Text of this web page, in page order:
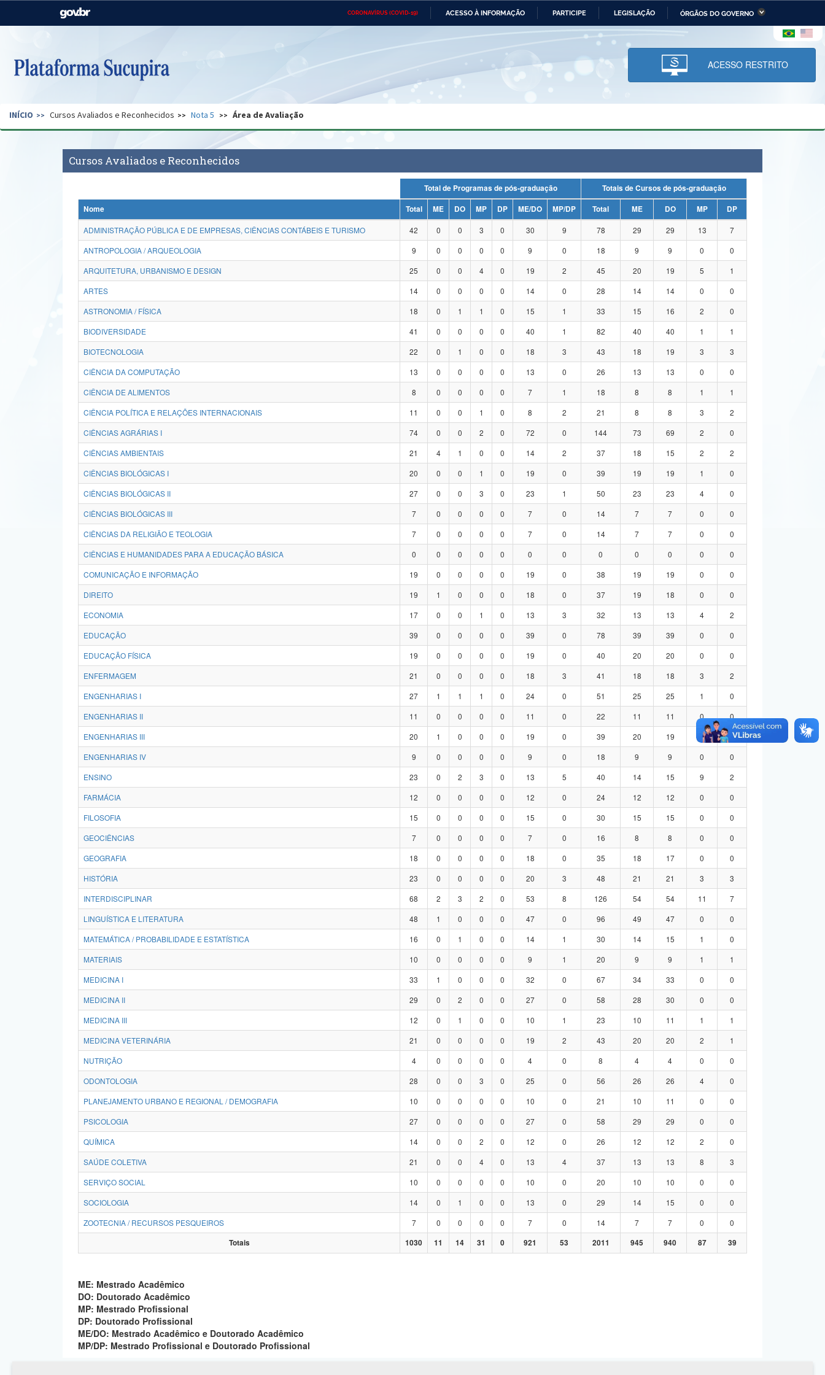
CORONAVÍRUS (COVID-19) ACESSO À INFORMAÇÃO PARTICIPE LEGISLAÇÃO ÓRGÃOS DO GOVERNO
Casa Civil Ministério das Relações Ministério da Economia Ministério da Infraestrutura
Pecuária e Abastecimento
Ministério da Ciência,
Tecnologia, Inovações e
Comunicações
Ministério do Desenvolvimento
Regional e dos Direitos Humanos
Secretaria de Governo Gabinete de Segurança Advocacia-Geral da União Banco Central do Brasil Planalto
ACESSO RESTRITO
INÍCIO Cursos Avaliados e Reconhecidos Nota 5 Área de Avaliação
Cursos Avaliados e Reconhecidos
Total de Programas de pós-graduação
Totais de Cursos de pós-graduação
Nome
Total ME DO MP DP ME/DO MP/DP Total ME DO MP
DP
ADMINISTRAÇÃO PÚBLICA E DE EMPRESAS, CIÊNCIAS CONTÁBEIS E TURISMO
42 0 0 3 0 30 9 78 29 29 13
7
ANTROPOLOGIA / ARQUEOLOGIA
9 0 0 0 0 9 0 18 9 9 0
0
ARQUITETURA, URBANISMO E DESIGN
25 0 0 4 0 19 2 45 20 19 5
1
ARTES
14 0 0 0 0 14 0 28 14 14 0
0
ASTRONOMIA / FÍSICA
18 0 1 1 0 15 1 33 15 16 2
0
BIODIVERSIDADE
41 0 0 0 0 40 1 82 40 40 1
1
BIOTECNOLOGIA
22 0 1 0 0 18 3 43 18 19 3
3
CIÊNCIA DA COMPUTAÇÃO
13 0 0 0 0 13 0 26 13 13 0
0
CIÊNCIA DE ALIMENTOS
8 0 0 0 0 7 1 18 8 8 1
1
CIÊNCIA POLÍTICA E RELAÇÕES INTERNACIONAIS
11 0 0 1 0 8 2 21 8 8 3
2
CIÊNCIAS AGRÁRIAS I
74 0 0 2 0 72 0 144 73 69 2
0
CIÊNCIAS AMBIENTAIS
21 4 1 0 0 14 2 37 18 15 2
2
CIÊNCIAS BIOLÓGICAS I
20 0 0 1 0 19 0 39 19 19 1
0
CIÊNCIAS BIOLÓGICAS II
27 0 0 3 0 23 1 50 23 23 4
0
CIÊNCIAS BIOLÓGICAS III
7 0 0 0 0 7 0 14 7 7 0
0
CIÊNCIAS DA RELIGIÃO E TEOLOGIA
7 0 0 0 0 7 0 14 7 7 0
0
CIÊNCIAS E HUMANIDADES PARA A EDUCAÇÃO BÁSICA
0 0 0 0 0 0 0 0 0 0 0
0
COMUNICAÇÃO E INFORMAÇÃO
19 0 0 0 0 19 0 38 19 19 0
0
DIREITO
19 1 0 0 0 18 0 37 19 18 0
0
ECONOMIA
17 0 0 1 0 13 3 32 13 13 4
2
EDUCAÇÃO
39 0 0 0 0 39 0 78 39 39 0
0
EDUCAÇÃO FÍSICA
19 0 0 0 0 19 0 40 20 20 0
0
ENFERMAGEM
21 0 0 0 0 18 3 41 18 18 3
2
ENGENHARIAS I
27 1 1 1 0 24 0 51 25 25 1
0
ENGENHARIAS II
11 0 0 0 0 11 0 22 11 11 0
0
ENGENHARIAS III
20 1 0 0 0 19 0 39 20 19 0
0
ENGENHARIAS IV
9 0 0 0 0 9 0 18 9 9 0
0
ENSINO
23 0 2 3 0 13 5 40 14 15 9
2
FARMÁCIA
12 0 0 0 0 12 0 24 12 12 0
0
FILOSOFIA
15 0 0 0 0 15 0 30 15 15 0
0
GEOCIÊNCIAS
7 0 0 0 0 7 0 16 8 8 0
0
GEOGRAFIA
18 0 0 0 0 18 0 35 18 17 0
0
HISTÓRIA
23 0 0 0 0 20 3 48 21 21 3
3
INTERDISCIPLINAR
68 2 3 2 0 53 8 126 54 54 11
7
LINGUÍSTICA E LITERATURA
48 1 0 0 0 47 0 96 49 47 0
0
MATEMÁTICA / PROBABILIDADE E ESTATÍSTICA
16 0 1 0 0 14 1 30 14 15 1
0
MATERIAIS
10 0 0 0 0 9 1 20 9 9 1
1
MEDICINA I
33 1 0 0 0 32 0 67 34 33 0
0
MEDICINA II
29 0 2 0 0 27 0 58 28 30 0
0
MEDICINA III
12 0 1 0 0 10 1 23 10 11 1
1
MEDICINA VETERINÁRIA
21 0 0 0 0 19 2 43 20 20 2
1
NUTRIÇÃO
4 0 0 0 0 4 0 8 4 4 0
0
ODONTOLOGIA
28 0 0 3 0 25 0 56 26 26 4
0
PLANEJAMENTO URBANO E REGIONAL / DEMOGRAFIA
10 0 0 0 0 10 0 21 10 11 0
0
PSICOLOGIA
27 0 0 0 0 27 0 58 29 29 0
0
QUÍMICA
14 0 0 2 0 12 0 26 12 12 2
0
SAÚDE COLETIVA
21 0 0 4 0 13 4 37 13 13 8
3
SERVIÇO SOCIAL
10 0 0 0 0 10 0 20 10 10 0
0
SOCIOLOGIA
14 0 1 0 0 13 0 29 14 15 0
0
ZOOTECNIA / RECURSOS PESQUEIROS
7 0 0 0 0 7 0 14 7 7 0
0
Totais
1030 11 14 31 0 921 53 2011 945 940 87 39
ME: Mestrado Acadêmico
DO: Doutorado Acadêmico
MP: Mestrado Profissional
DP: Doutorado Profissional
ME/DO: Mestrado Acadêmico e Doutorado Acadêmico
MP/DP: Mestrado Profissional e Doutorado Profissional